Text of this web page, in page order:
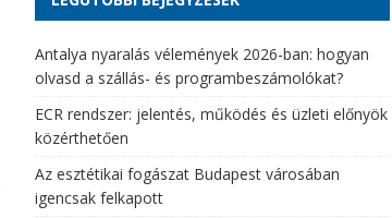
Antalya nyaralás vélemények 2026-ban: hogyan
olvasd a szállás- és programbeszámolókat?
ECR rendszer: jelentés, működés és üzleti előnyök
közérthetően
Az esztétikai fogászat Budapest városában
igencsak felkapott